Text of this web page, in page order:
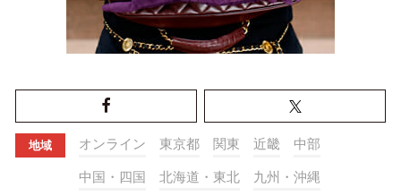
地域 オンライン 東京都 関東 近畿 中部
中国・四国 北海道・東北 九州・沖縄